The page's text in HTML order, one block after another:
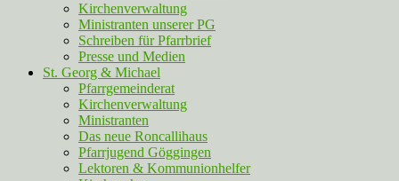
Kirchenverwaltung
Ministranten unserer PG
Schreiben für Pfarrbrief
Presse und Medien
St. Georg & Michael
Pfarrgemeinderat
Kirchenverwaltung
Ministranten
Das neue Roncallihaus
Pfarrjugend Göggingen
Lektoren & Kommunionhelfer